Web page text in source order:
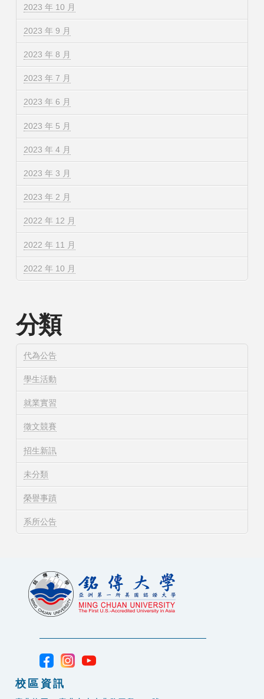
2023 年 10 月
2023 年 9 月
2023 年 8 月
2023 年 7 月
2023 年 6 月
2023 年 5 月
2023 年 4 月
2023 年 3 月
2023 年 2 月
2022 年 12 月
2022 年 11 月
2022 年 10 月
分類
代為公告
學生活動
就業實習
徵文競賽
招生新訊
未分類
榮譽事蹟
系所公告
校區資訊